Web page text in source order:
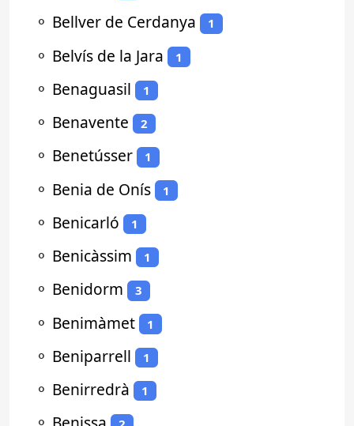
⚬ Bellver de Cerdanya 1
⚬ Belvís de la Jara 1
⚬ Benaguasil 1
⚬ Benavente 2
⚬ Benetússer 1
⚬ Benia de Onís 1
⚬ Benicarló 1
⚬ Benicàssim 1
⚬ Benidorm 3
⚬ Benimàmet 1
⚬ Beniparrell 1
⚬ Benirredrà 1